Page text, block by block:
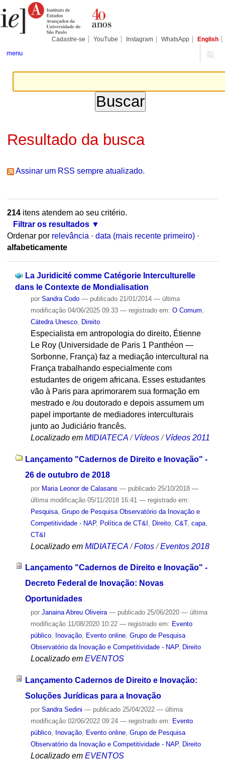
para
conteúdo.
Pessoais
Cadastre-se YouTube Instagram WhatsApp English
menu
Resultado da busca
Assinar um RSS sempre atualizado.
214itens atendem ao seu critério.
Filtrar os resultados
Ordenar por relevância · data (mais recente primeiro) ·
alfabeticamente
La Juridicité comme Catégorie Interculturelle
dans le Contexte de Mondialisation
por Sandra Codo — publicado21/01/2014 — última
modificação04/06/2025 09:33 — registrado em: O Comum
Cátedra Unesco, Direito
Especialista em antropologia do direito, Étienne
Le Roy (Universidade de Paris 1 Panthéon —
Sorbonne, França) faz a mediação intercultural na
França trabalhando especialmente com
estudantes de origem africana. Esses estudantes
vão à Paris para aprimorarem sua formação em
mestrado e /ou doutorado e depois assumem um
papel importante de mediadores interculturais
junto ao Judiciário francês.
Localizado em MIDIATECA /Vídeos /Vídeos 2011
Lançamento "Cadernos de Direito e Inovação" -
26 de outubro de 2018
por Maria Leonor de Calasans — publicado25/10/2018 —
última modificação05/11/2018 16:41 — registrado em:
Pesquisa, Grupo de Pesquisa Observatório da Inovação e
Competitividade - NAP, Política de CT&I Direito, C&T, capa,
CT&I
Localizado em MIDIATECA /Fotos /Eventos 2018
Lançamento "Cadernos de Direito e Inovação" -
Decreto Federal de Inovação: Novas
Oportunidades
por Janaina Abreu Oliveira — publicado25/06/2020 — última
modificação11/08/2020 10:22 — registrado em: Evento
público, Inovação, Evento online, Grupo de Pesquisa
Observatório da Inovação e Competitividade - NAP, Direito
Localizado em EVENTOS
Lançamento Cadernos de Direito e Inovação:
Soluções Jurídicas para a Inovação
por Sandra Sedini — publicado25/04/2022 — última
modificação02/06/2022 09:24 — registrado em: Evento
público, Inovação, Evento online, Grupo de Pesquisa
Observatório da Inovação e Competitividade - NAP, Direito
Localizado em EVENTOS